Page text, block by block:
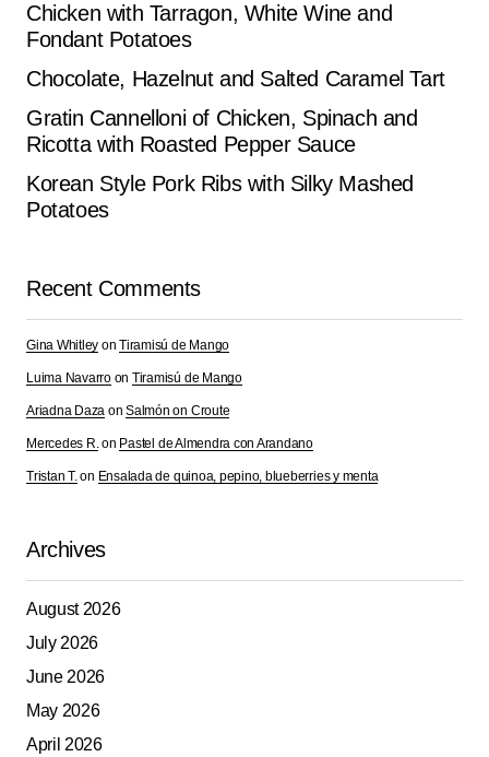
Chicken with Tarragon, White Wine and
Fondant Potatoes
Chocolate, Hazelnut and Salted Caramel Tart
Gratin Cannelloni of Chicken, Spinach and
Ricotta with Roasted Pepper Sauce
Korean Style Pork Ribs with Silky Mashed
Potatoes
Recent Comments
Gina Whitley onTiramisú de Mango
Luima Navarroon Tiramisú de Mango
Ariadna Daza onSalmón on Croute
Mercedes R.on Pastel de Almendra con Arandano
Tristan T.on Ensalada de quinoa, pepino, blueberries y menta
Archives
August 2026
July 2026
June 2026
May 2026
April 2026